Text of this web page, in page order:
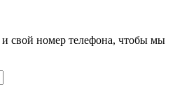
свой номер телефона, чтобы мы